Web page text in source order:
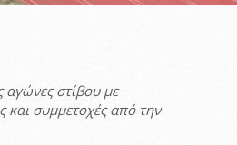
αγώνες στίβου με
και συμμετοχές από την